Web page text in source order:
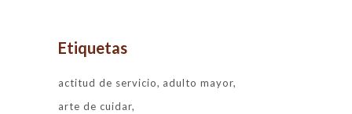
Etiquetas
actitud de servicio
adulto mayor
arte de cuidar